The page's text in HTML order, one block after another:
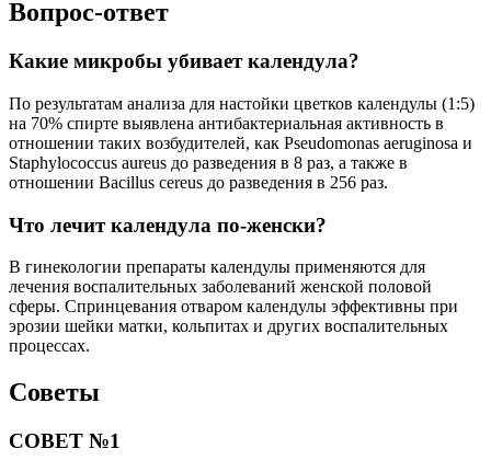
Вопрос-ответ
Какие микробы убивает календула?
По результатам анализа для настойки цветков календулы (1:5)
на 70% спирте выявлена антибактериальная активность в
отношении таких возбудителей, как Pseudomonas aeruginosa и
Staphylococcus aureus до разведения в 8 раз, а также в
отношении Bacillus cereus до разведения в 256 раз.
Что лечит календула по-женски?
В гинекологии препараты календулы применяются для
лечения воспалительных заболеваний женской половой
сферы. Спринцевания отваром календулы эффективны при
эрозии шейки матки, кольпитах и других воспалительных
процессах.
Советы
СОВЕТ №1